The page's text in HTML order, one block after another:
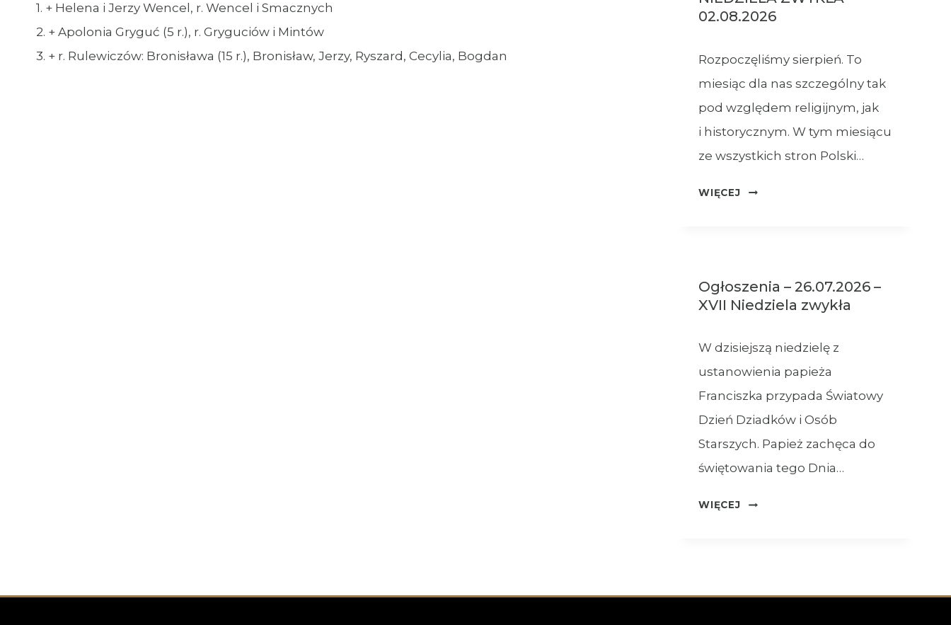
1. + Helena i Jerzy Wencel, r. Wencel i Smacznych
2. + Apolonia Gryguć (5 r.), r. Gryguciów i Mintów
3. + r. Rulewiczów: Bronisława (15 r.), Bronisław, Jerzy, Ryszard, Cecylia, Bogdan
02.08.2026
Rozpoczęliśmy sierpień. To
miesiąc dla nas szczególny tak
pod względem religijnym, jak
i historycznym. W tym miesiącu
ze wszystkich stron Polski…
WIĘCEJ
OGŁOSZENIA
–
02.08.2026
Ogłoszenia – 26.07.2026 –
XVII Niedziela zwykła
W dzisiejszą niedzielę z
ustanowienia papieża
Franciszka przypada Światowy
Dzień Dziadków i Osób
Starszych. Papież zachęca do
świętowania tego Dnia…
WIĘCEJ
OGŁOSZENIA
NIEDZIELA